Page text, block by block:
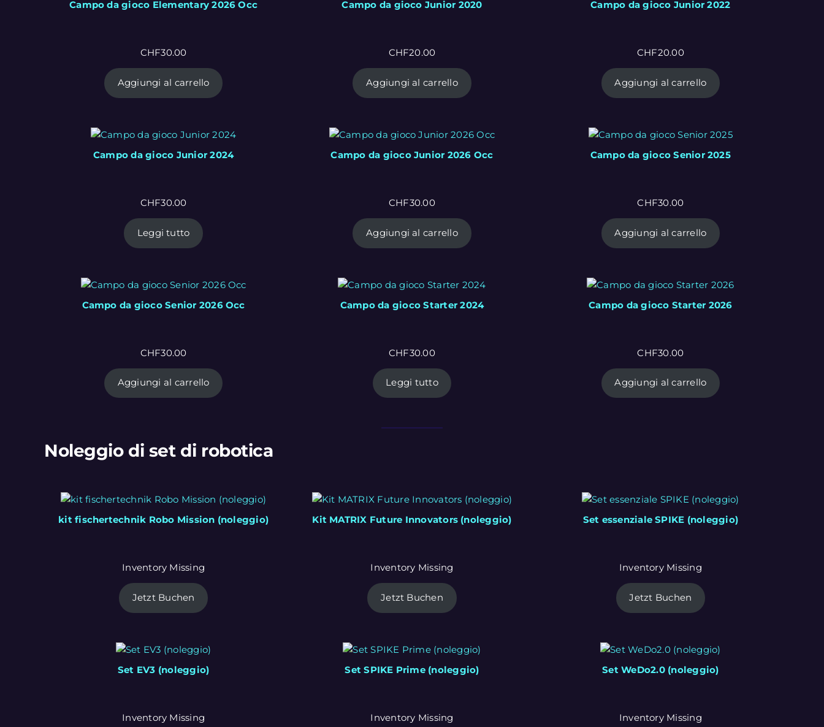
Campo da gioco Elementary 2026 Occ
CHF30.00
Aggiungi al carrello
Campo da gioco Junior 2020
CHF20.00
Aggiungi al carrello
Campo da gioco Junior 2022
CHF20.00
Aggiungi al carrello
Campo da gioco Junior 2024
CHF30.00
Leggi tutto
Campo da gioco Junior 2026 Occ
CHF30.00
Aggiungi al carrello
Campo da gioco Senior 2025
CHF30.00
Aggiungi al carrello
Campo da gioco Senior 2026 Occ
CHF30.00
Aggiungi al carrello
Campo da gioco Starter 2024
CHF30.00
Leggi tutto
Campo da gioco Starter 2026
CHF30.00
Aggiungi al carrello
Noleggio di set di robotica
kit fischertechnik Robo Mission (noleggio)
Inventory Missing
Jetzt Buchen
Kit MATRIX Future Innovators (noleggio)
Inventory Missing
Jetzt Buchen
Set essenziale SPIKE (noleggio)
Inventory Missing
Jetzt Buchen
Set EV3 (noleggio)
Inventory Missing
Set SPIKE Prime (noleggio)
Inventory Missing
Set WeDo2.0 (noleggio)
Inventory Missing